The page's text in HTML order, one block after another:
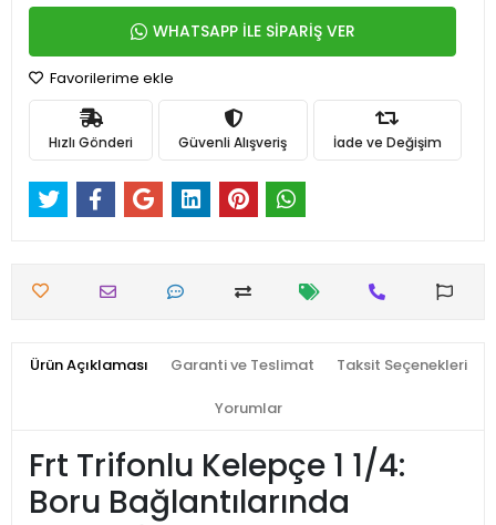
WHATSAPP İLE SİPARİŞ VER
Favorilerime ekle
Hızlı Gönderi Güvenli Alışveriş İade ve Değişim
Ürün Açıklaması Garanti ve Teslimat Taksit Seçenekleri
Yorumlar
Frt Trifonlu Kelepçe 1 1/4:
Boru Bağlantılarında